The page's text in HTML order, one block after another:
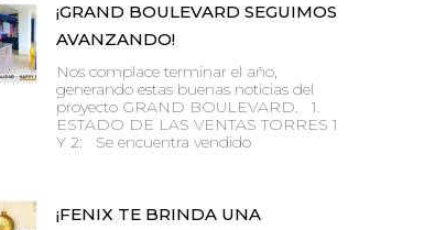
¡GRAND BOULEVARD SEGUIMOS
AVANZANDO!
Nos complace terminar el año,
generando estas buenas noticias del
proyecto GRAND BOULEVARD. 1.
ESTADO DE LAS VENTAS TORRES 1
Y 2: Se encuentra vendido
¡FENIX TE BRINDA UNA